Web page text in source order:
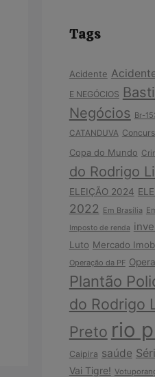
Tags
Acidente
E NEGÓCIOS
Negócios Br-
CATANDUVA
Copa do Mundo
do Rodrigo
ELEIÇÃO 2024
2022 Em Brasília
Imposto de renda
Luto Mercado
Operação da PF
Plantão
do Rodrigo
Preto rio
Caipira saúde
Vai Tigre!